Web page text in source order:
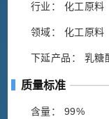
行业： 化工原料
领域： 化工原料
下延产品： 乳糖
质量标准
含量： 99%